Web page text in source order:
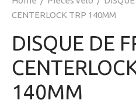
CENTERLOCK TRP 140MM
DISQUE DE
140MM